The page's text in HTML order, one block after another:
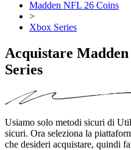
Madden NFL 26 Coins
>
Xbox Series
Acquistare
Series
Usiamo solo metodi sicuri di
sicuri. Ora seleziona la
che desideri acquistare, quindi